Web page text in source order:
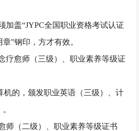
加盖“JYPC全国职业资格考试认证
”钢印，方才有效。
疗愈师（三级）、职业素养等级证
机的，颁发职业英语（三级）、计
师（二级）、职业素养等级证书